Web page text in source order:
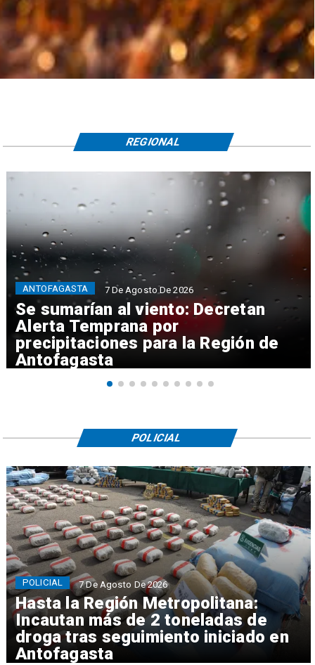
Se sumarían al viento: Decretan
Alerta Temprana por
precipitaciones para la Región de
Antofagasta
ANTOFAGASTA 7 De Agosto De 2026
REGIONAL
Hasta la Región Metropolitana:
Incautan más de 2 toneladas de
droga tras seguimiento iniciado en
Antofagasta
POLICIAL 7 De Agosto De 2026
POLICIAL